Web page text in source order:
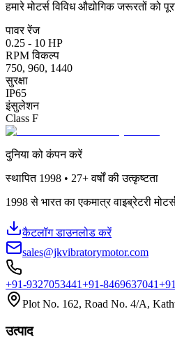
हमारे मोटर्स विविध औद्योगिक जरूरतों को
पावर रेंज
0.25 - 10 HP
RPM विकल्प
750, 960, 1440
सुरक्षा
IP65
इंसुलेशन
Class F
दुनिया को कंपन करें
स्थापित1998 • 27+वर्षों की उत्कृष्टता
1998 से भारत का एकमात्र वाइब्रेटरी
कैटलॉग डाउनलोड करें
sales@jkvibratorymotor.com
+91-9327053441+91-8469637041
Plot No. 162, Road No. 4/A,
उत्पाद